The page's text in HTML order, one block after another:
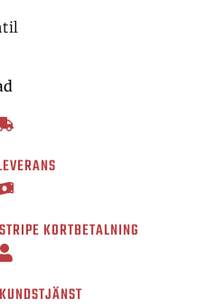
KORTBETALNING